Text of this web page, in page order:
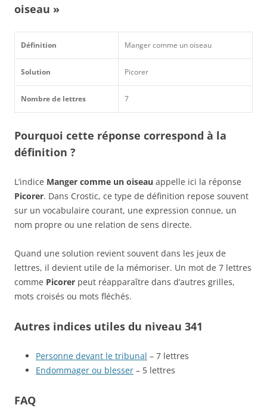
oiseau »
Définition Manger comme un oiseau
Solution Picorer
Nombre de lettres 7
Pourquoi cette réponse correspond à la
définition ?
L’indice Manger comme un oiseau appelle ici la réponse
Picorer. Dans Crostic, ce type de définition repose souvent
sur un vocabulaire courant, une expression connue, un
nom propre ou une relation de sens directe.
Quand une solution revient souvent dans les jeux de
lettres, il devient utile de la mémoriser. Un mot de 7 lettres
comme Picorer peut réapparaître dans d’autres grilles,
mots croisés ou mots fléchés.
Autres indices utiles du niveau 341
Personne devant le tribunal – 7 lettres
Endommager ou blesser – 5 lettres
FAQ